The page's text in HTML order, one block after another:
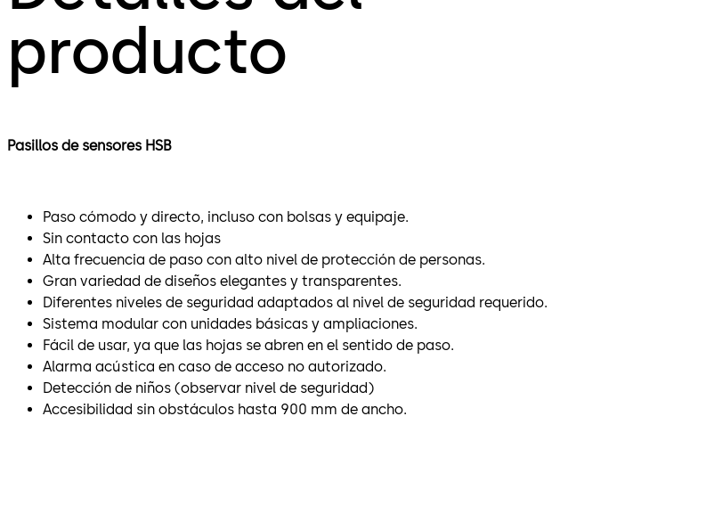
producto
Pasillos de sensores HSB
Paso cómodo y directo, incluso con bolsas y equipaje.
Sin contacto con las hojas
Alta frecuencia de paso con alto nivel de protección de personas.
Gran variedad de diseños elegantes y transparentes.
Diferentes niveles de seguridad adaptados al nivel de seguridad requerido.
Sistema modular con unidades básicas y ampliaciones.
Fácil de usar, ya que las hojas se abren en el sentido de paso.
Alarma acústica en caso de acceso no autorizado.
Detección de niños (observar nivel de seguridad)
Accesibilidad sin obstáculos hasta 900 mm de ancho.